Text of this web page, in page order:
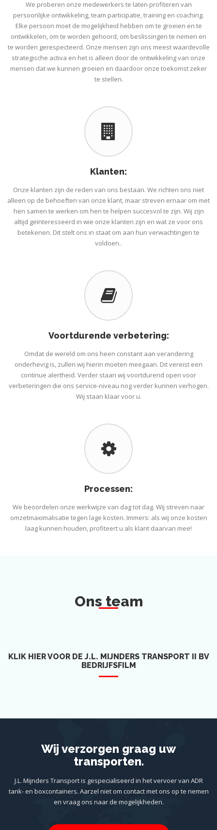
We proberen onze medewerkers te laten profiteren van
persoonlijke ontwikkeling, team participatie, training en coaching.
Elke persoon moet de mogelijkheid hebben om te groeien en te
ontwikkelen, om te worden gehoord, om beslissingen te nemen en
te worden gerespecteerd. Onze mensen zijn ons meest waardevolle
strategische activa en het is alleen door de ontwikkeling van onze
mensen dat we kunnen groeien en daardoor onze toekomst zeker
te stellen.
Klanten:
Onze klanten zijn de reden van ons bestaan. We richten ons niet
alleen op de behoeften van onze klant, maar streven ernaar om met
hen samen te werken om hen te helpen succesvol te zijn. Wij zijn
altijd geïnteresseerd in wie onze klanten zijn en wat ze voor ons
betekenen. Dit stelt ons in staat om aan hun verwachtingen te
voldoen..
Voortdurende verbetering:
Omdat de wereld om ons heen constant aan verandering
onderhevig is, zullen wij hierin moeten meegaan. Dit vereist een
continue alertheid. Verder staan wij voortdurend open voor
verbeteringen die ons service-niveau nog verder kunnen verhogen.
Wij staan klaar voor u.
Processen:
We beoordelen onze werkwijze van dag tot dag. Wij streven naar
omzetmaximalisatie tegen lage kosten. Immers: als wij onze kosten
laag kunnen houden, profiteert u als klant daarvan mee!
Ons team
KLIK HIER VOOR DE J.L. MIJNDERS TRANSPORT II BV
BEDRIJFSFILM
Wij verzorgen graag uw
transporten.
J.L. Mijnders Transport is gespecialiseerd in het vervoer van ADR
tank- en boxcontainers. Aarzel niet om contact met ons op te nemen
en vraag ons naar de mogelijkheden.